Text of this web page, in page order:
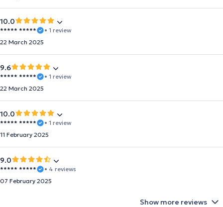
10.0
***** *****
• 1 review
22 March 2025
9.6
***** *****
• 1 review
22 March 2025
10.0
***** *****
• 1 review
11 February 2025
9.0
***** *****
• 4 reviews
07 February 2025
Show more reviews